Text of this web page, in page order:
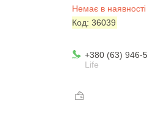
Немає в наявності
Код: 36039
+380 (63) 946-
Life